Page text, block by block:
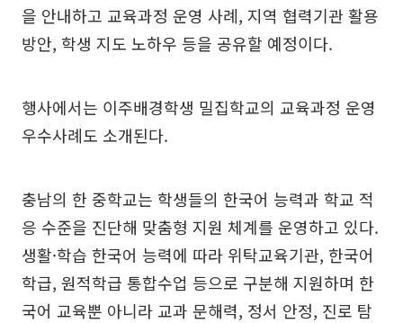
을 안내하고 교육과정 운영 사례, 지역 협력기관 활용
방안, 학생 지도 노하우 등을 공유할 예정이다.
행사에서는 이주배경학생 밀집학교의 교육과정 운영
우수사례도 소개된다.
충남의 한 중학교는 학생들의 한국어 능력과 학교 적
응 수준을 진단해 맞춤형 지원 체계를 운영하고 있다.
생활·학습 한국어 능력에 따라 위탁교육기관, 한국어
학급, 원적학급 통합수업 등으로 구분해 지원하며 한
국어 교육뿐 아니라 교과 문해력, 정서 안정, 진로 탐